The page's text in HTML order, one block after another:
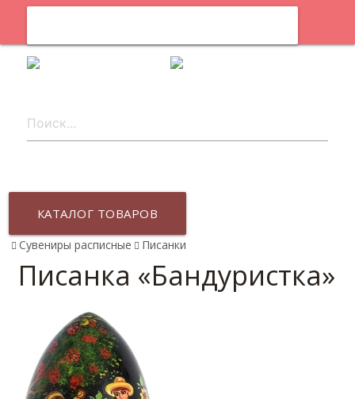
КАТАЛОГ ТОВАРОВ
Сувениры расписные Писанки
Писанка «Бандуристка»